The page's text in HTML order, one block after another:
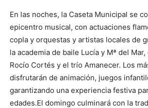
En las noches, la Caseta Municipal se
epicentro musical, con actuaciones
copla y orquestas y artistas locales de
la academia de baile Lucía y Mª del Mar,
Rocío Cortés y el trío Amanecer. Los
disfrutarán de animación, juegos
garantizando una experiencia festiva
edades.El domingo culminará con la